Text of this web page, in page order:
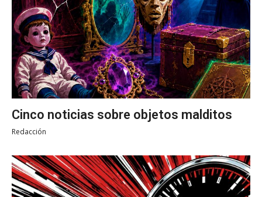
Cinco noticias sobre objetos malditos
Redacción